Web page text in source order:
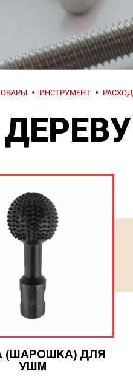
ИНСТРУМЕНТ
(ШАРОШКА) ДЛЯ
УШМ